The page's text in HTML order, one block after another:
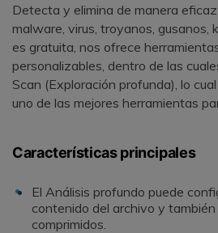
Detecta y elimina de manera
malware, virus, troyanos, gusanos,
es gratuita, nos ofrece
personalizables, dentro de las
Scan (Exploración profunda), lo
uno de las mejores herramientas
Características principales
El Análisis profundo puede
contenido del archivo y
comprimidos.